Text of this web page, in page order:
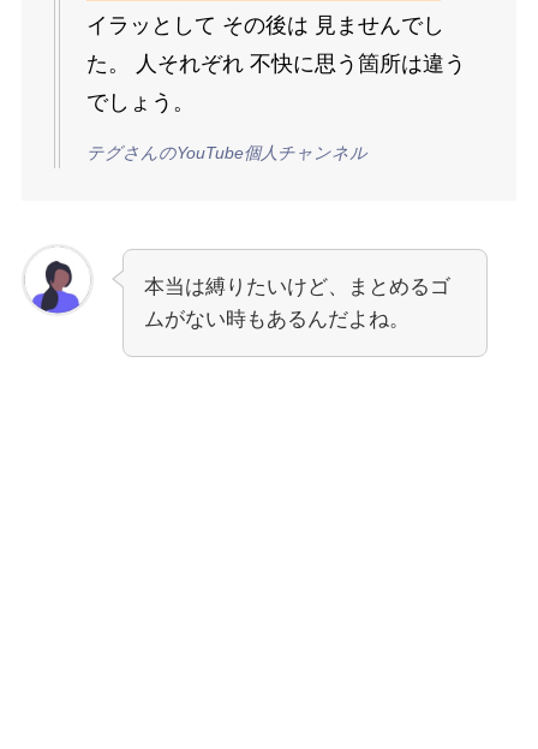
イラッとして その後は 見ませんでし
た。 人それぞれ 不快に思う箇所は違う
でしょう。
テグさんのYouTube個人チャンネル
本当は縛りたいけど、まとめるゴ
ムがない時もあるんだよね。